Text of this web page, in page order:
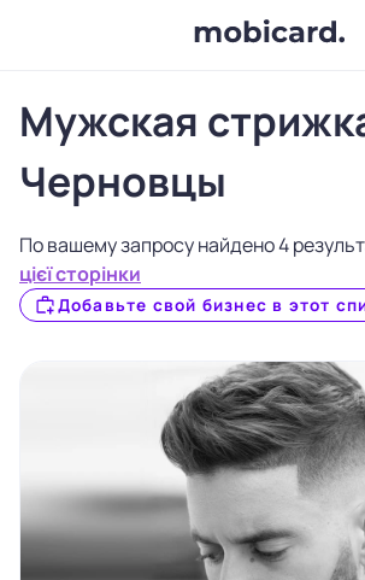
Мужская
Черновцы
По вашему запросу найдено 4
цієї сторінки
Добавьте свой бизнес в этот